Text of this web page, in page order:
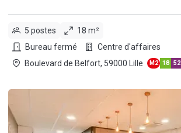
5 postes
18 m²
Bureau fermé
Centre d'affaires
Boulevard de Belfort, 59000 Lille
M2 18 52